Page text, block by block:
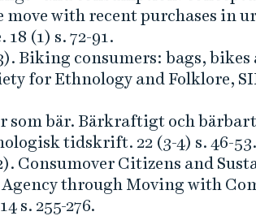
with recent purchases in
(1) s. 72-91.
Biking consumers: bags, bikes
for Ethnology and Folklore,
som bär. Bärkraftigt och
tidskrift. 22 (3-4) s. 46-53.
Consumover Citizens and
through Moving with
s. 255-276.